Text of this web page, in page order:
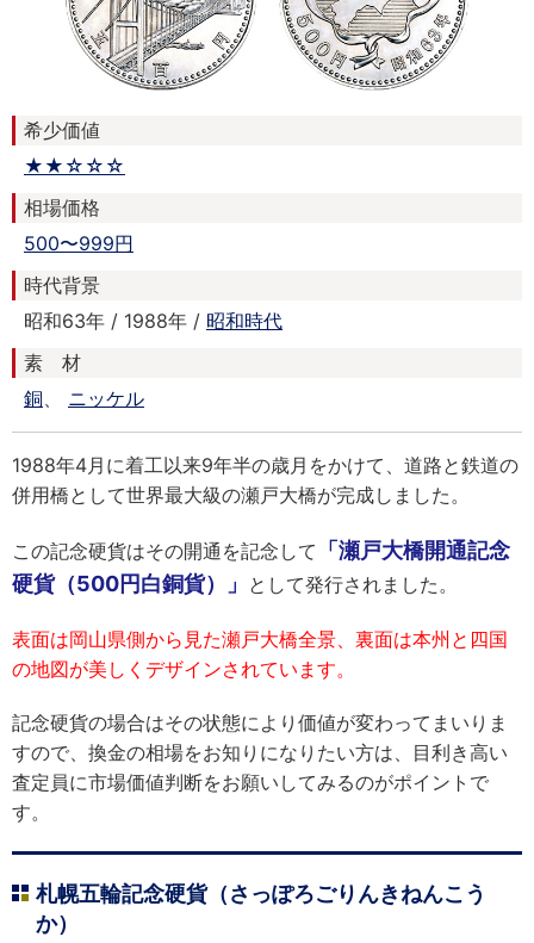
希少価値
★★☆☆☆
相場価格
500〜999円
時代背景
昭和63年 / 1988年 / 昭和時代
素 材
銅、 ニッケル
1988年4月に着工以来9年半の歳月をかけて、道路と鉄道の
併用橋として世界最大級の瀬戸大橋が完成しました。
この記念硬貨はその開通を記念して 「瀬戸大橋開通記念
硬貨（500円白銅貨）」 として発行されました。
表面は岡山県側から見た瀬戸大橋全景、裏面は本州と四国
の地図が美しくデザインされています。
記念硬貨の場合はその状態により価値が変わってまいりま
すので、換金の相場をお知りになりたい方は、目利き高い
査定員に市場価値判断をお願いしてみるのがポイントで
す。
札幌五輪記念硬貨（さっぽろごりんきねんこう
か）